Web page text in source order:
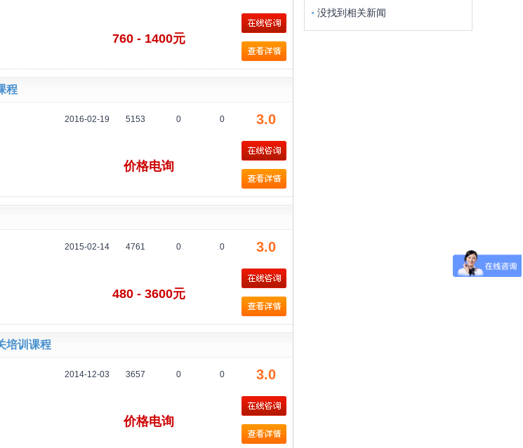
760 - 1400元
程
2016-02-19 5153 0 0 3.0
价格电询
2015-02-14 4761 0 0 3.0
480 - 3600元
培训课程
2014-12-03 3657 0 0 3.0
价格电询
没找到相关新闻